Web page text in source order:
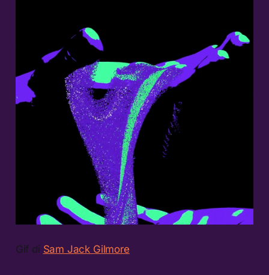
Gif di Sam Jack Gilmore